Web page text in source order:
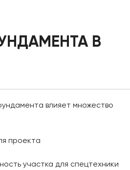
В
влияет множество
проекта
участка для спецтехники